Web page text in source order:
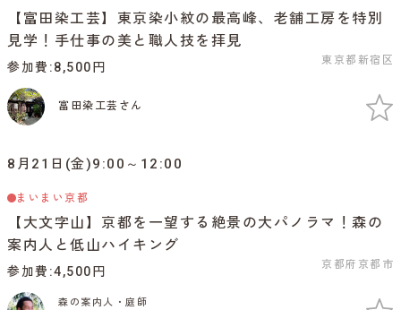
【富田染工芸】東京染小紋の最高峰、老舗工房を特別
見学！手仕事の美と職人技を拝見
東京都新宿区
参加費 8,500円
富田染工芸さん
8月21日(金)9:00～12:00
まいまい京都
【大文字山】京都を一望する絶景の大パノラマ！森の
案内人と低山ハイキング
京都府京都市
参加費 4,500円
森の案内人・庭師